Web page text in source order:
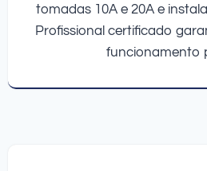
tomadas 10A e 20A e
Profissional certificado
funcionamento